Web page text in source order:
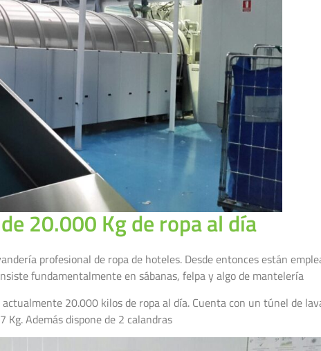
20.000 Kg de ropa al día
profesional de ropa de hoteles. Desde entonces están
fundamentalmente en sábanas, felpa y algo de mantelería
20.000 kilos de ropa al día. Cuenta con un túnel de
Además dispone de 2 calandras